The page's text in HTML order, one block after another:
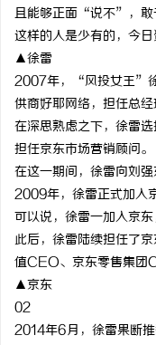
且能够正面“说不”，敢
这样的人是少有的，今
▲徐雷
2007年，“风投女王”徐
供商好耶网络，担任总经
在深思熟虑之下，徐雷
担任京东市场营销顾问。
在这一期间，徐雷向刘
2009年，徐雷正式加入
可以说，徐雷一加入京
此后，徐雷陆续担任了
值CEO、京东零售集团
▲京东
02
2014年6月，徐雷果断
净 AC 国际医疗实验室，
解析